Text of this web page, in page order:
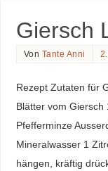
Giersch
Von Tante Anni
Rezept Zutaten für
Blätter vom
Pfefferminze
Mineralwasser 1
hängen, kräftig